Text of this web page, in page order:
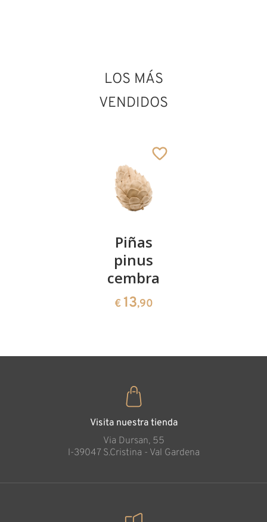
Santa Prisca
Añadido al carrito
LOS MÁS
VENDIDOS
Piñas
pinus
cembra
€ 13,90
Visita nuestra tienda
Via Dursan, 55
l-39047 S.Cristina - Val Gardena